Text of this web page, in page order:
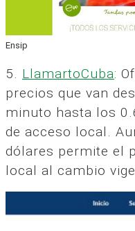
Ensip
5. LlamartoCuba:
precios que van
minuto hasta los
de acceso local.
dólares permite el
local al cambio